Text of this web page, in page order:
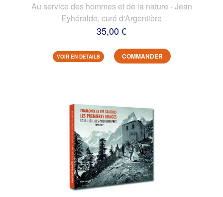
Au service des hommes et de la nature - Jean
Eyhéralde, curé d'Argentière
35,00 €
VOIR EN DETAILS COMMANDER